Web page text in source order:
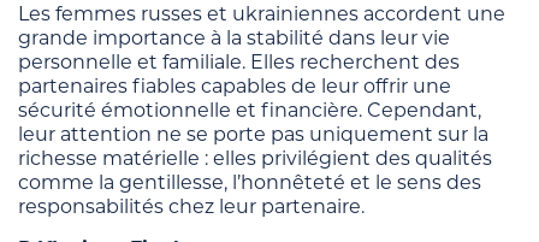
Les femmes russes et ukrainiennes accordent une
grande importance à la stabilité dans leur vie
personnelle et familiale. Elles recherchent des
partenaires fiables capables de leur offrir une
sécurité émotionnelle et financière. Cependant,
leur attention ne se porte pas uniquement sur la
richesse matérielle : elles privilégient des qualités
comme la gentillesse, l’honnêteté et le sens des
responsabilités chez leur partenaire.